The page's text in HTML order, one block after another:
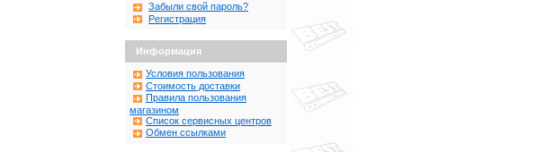
Забыли свой пароль?
Регистрация
Информация
Условия пользования
Стоимость доставки
Правила пользования
магазином
Список сервисных центров
Обмен ссылками